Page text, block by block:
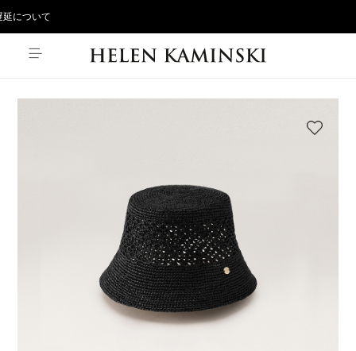
について